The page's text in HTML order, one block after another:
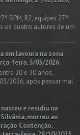
BPM, R2, equipes 27º
os quatro autores de um
em lavoura na zona
feira, 3/03/2026.
20 e 30 anos,
2026, após passar mal
e residiu na
morreu ao
Contenção,